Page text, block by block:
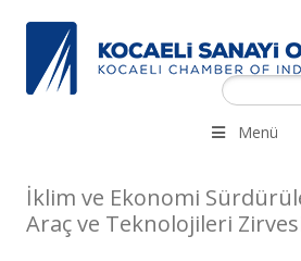
KSO 3500’ü aşkın sanayi kuruluşuna
Merkez, Çayırova, Dilovası, Gebze ve
Menü
İklim ve Ekonomi
Araç ve Teknolojileri